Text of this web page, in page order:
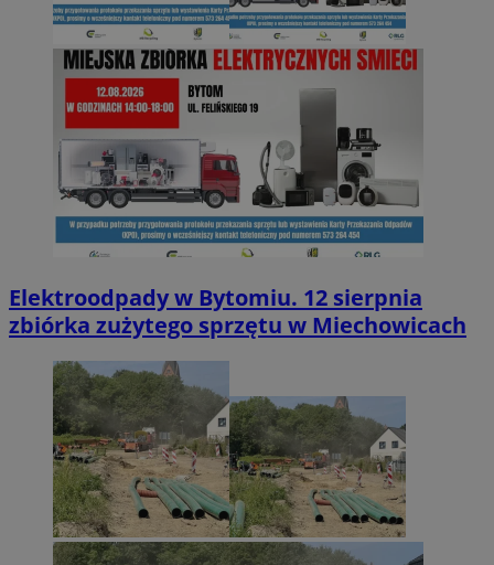
Elektroodpady w Bytomiu. 12 sierpnia
zbiórka zużytego sprzętu w Miechowicach